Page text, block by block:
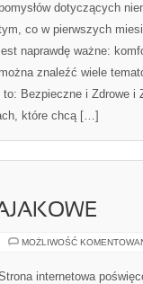
dotyczących
co w pierwszych
jest naprawdę ważne:
można znaleźć wiele
Bezpieczne i Zdrowe i
które chcą […]
MOŻLIWOŚĆ
internetowa